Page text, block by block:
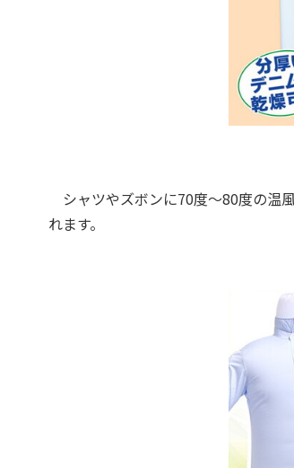
シャツやズボンに70度〜80度の温
れます。